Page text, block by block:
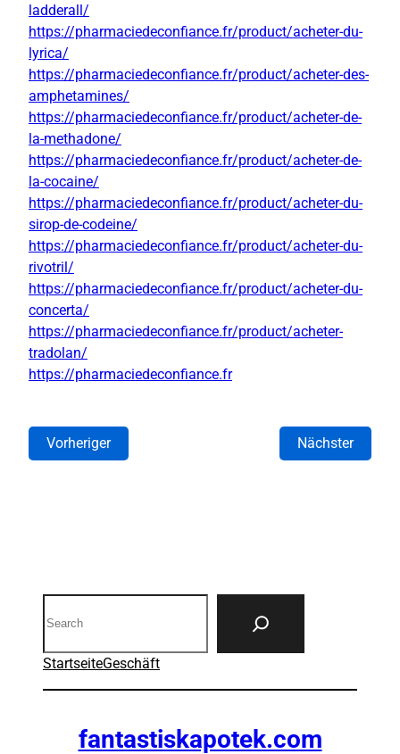
ladderall/
https://pharmaciedeconfiance.fr/product/acheter-du-
lyrica/
https://pharmaciedeconfiance.fr/product/acheter-des-
amphetamines/
https://pharmaciedeconfiance.fr/product/acheter-de-
la-methadone/
https://pharmaciedeconfiance.fr/product/acheter-de-
la-cocaine/
https://pharmaciedeconfiance.fr/product/acheter-du-
sirop-de-codeine/
https://pharmaciedeconfiance.fr/product/acheter-du-
rivotril/
https://pharmaciedeconfiance.fr/product/acheter-du-
concerta/
https://pharmaciedeconfiance.fr/product/acheter-
tradolan/
https://pharmaciedeconfiance.fr
Vorheriger Nächster
StartseiteGeschäft
fantastiskapotek.com